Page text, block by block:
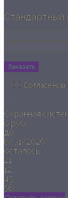
Стандартный
Заказать
Согласен(а)
Охранная
0 руб.
до
8/31/2026*
осталось
21
12
45
57